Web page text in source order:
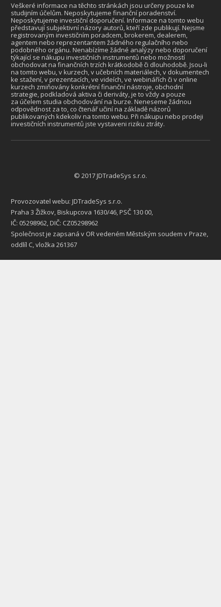
Veškeré informace na těchto stránkách jsou určeny pouze ke
studijním účelům. Neposkytujeme finanční poradenství.
Neposkytujeme investiční doporučení. Informace na tomto webu
představují subjektivní názory autorů, kteří zde publikují. Nejsme
registrovaným investičním poradcem, brokerem, dealerem,
agentem nebo reprezentantem žádného regulačního nebo
podobného orgánu. Nenabízíme žádné analýzy nebo doporučení
týkající se nákupu investičních instrumentů nebo možností
obchodovat na finančních trzích krátkodobě či dlouhodobě. Jsou-li
na tomto webu, v kurzech, v učebních materiálech, v dokumentech
ke stažení, v prezentacích, ve videích, ve webinářích či v online
kurzech zmiňovány konkrétní finanční nástroje, obchodní
strategie, podkladová aktiva či deriváty, je to vždy a pouze
za účelem studia obchodování na burze. Neneseme žádnou
odpovědnost za to, co čtenář učiní na základě názorů
publikovaných kdekoliv na tomto webu. Při nákupu nebo prodeji
investičních instrumentů jste vystaveni riziku ztráty.
© 2017 JDTradeSys s.r.o.
Provozovatel webu: JDTradeSys s.r.o.
Praha 3 Žižkov, Biskupcova 1630/46, PSČ 130 00,
IČ: 05298962, DIČ: CZ05298962
Společnost je zapsaná v OR vedeném Městským soudem v Praze,
oddlíl C, vložka 261367